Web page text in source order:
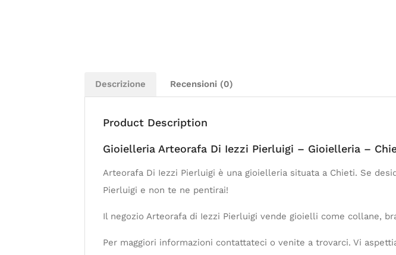
Descrizione Recensioni (0)
Product Description
Gioielleria Arteorafa Di Iezzi Pierluigi – Gioielleria –
Arteorafa Di Iezzi Pierluigi è una gioielleria situata a Chieti. Se
Pierluigi e non te ne pentirai!
Il negozio Arteorafa di Iezzi Pierluigi vende gioielli come collane,
Per maggiori informazioni contattateci o venite a trovarci. Vi